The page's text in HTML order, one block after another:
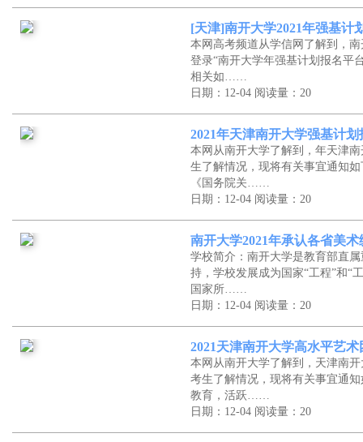
[天津]南开大学2021年强基计
本网高考频道从学信网了解到，
登录“南开大学年强基计划报名平
相关如……
日期：12-04 阅读量：20
2021年天津南开大学强基计
本网从南开大学了解到，年天津
生了解情况，现将有关事宜通知
《国务院关……
日期：12-04 阅读量：20
南开大学2021年承认各省美
学校简介：南开大学是教育部直
持，学校发展成为国家“工程”和“
国家所……
日期：12-04 阅读量：20
2021天津南开大学高水平艺
本网从南开大学了解到，天津南
考生了解情况，现将有关事宜通
教育，活跃……
日期：12-04 阅读量：20